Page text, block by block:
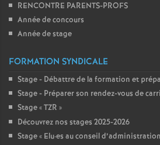
RENCONTRE PARENTS-PROFS
Année de concours
Année de stage
FORMATION SYNDICALE
Stage - Débattre de la formation et
Stage - Préparer son rendez-vous de
Stage «TZR »
Découvrez nos stages 2025-2026
Stage « Elu·es au conseil d’administration